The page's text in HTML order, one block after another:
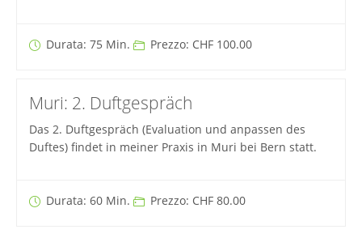
Durata: 75 Min. Prezzo: CHF 100.00
Muri: 2. Duftgespräch
Das 2. Duftgespräch (Evaluation und anpassen des
Duftes) findet in meiner Praxis in Muri bei Bern statt.
Durata: 60 Min. Prezzo: CHF 80.00